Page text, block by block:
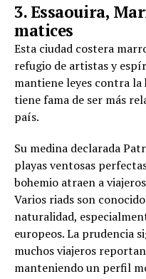
3. Essaouira,
matices
Esta ciudad costera
refugio de artistas y
mantiene leyes contra la
tiene fama de ser más
país.
Su medina declarada
playas ventosas
bohemio atraen a
Varios riads son
naturalidad,
europeos. La prudencia
muchos viajeros
manteniendo un perfil